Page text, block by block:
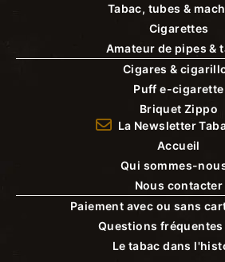
Tabac, tubes &
Cigarettes
Amateur de pipes &
Cigares &
Puff e-cigarette
Briquet Zippo
La Newsletter
Accueil
Qui sommes-
Nous contacter
Paiement avec ou sans
Questions fréquentes
Le tabac dans